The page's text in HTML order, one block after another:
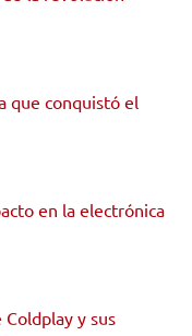
que conquistó el
en la electrónica
Coldplay y sus